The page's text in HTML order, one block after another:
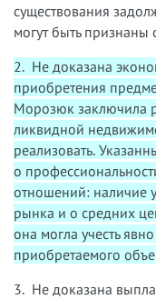
существования
могут быть
2. Не доказана
приобретения
Морозюк заключила
ликвидной
реализовать.
о
отношений: наличие
рынка и о средних
она могла учесть
приобретаемого
3. Не доказана